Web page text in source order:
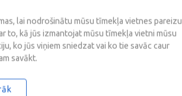
lai nodrošinātu mūsu tīmekļa vietnes pareizu
to, kā jūs izmantojat mūsu tīmekļa vietni mūsu
ko jūs viņiem sniedzat vai ko tie savāc caur
savākt.